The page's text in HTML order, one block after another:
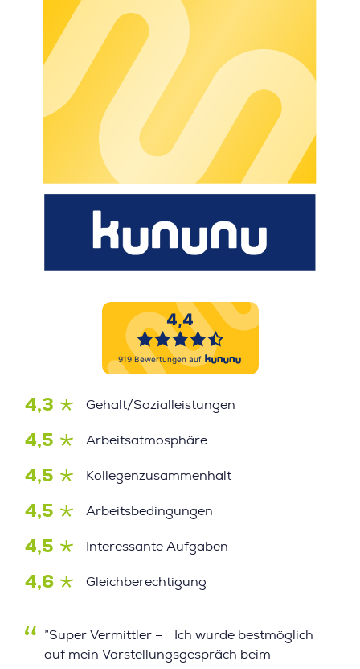
4,3 Gehalt/Sozialleistungen
4,5 Arbeitsatmosphäre
4,5 Kollegenzusammenhalt
4,5 Arbeitsbedingungen
4,5 Interessante Aufgaben
4,6 Gleichberechtigung
”Super Vermittler – Ich wurde bestmöglich
auf mein Vorstellungsgespräch beim